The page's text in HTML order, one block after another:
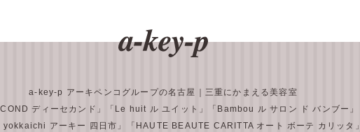
a-key-p アーキペンコグループの名古屋｜三重にかまえる美容室
ディーセカンド」
「Le huit ル ユイット」
「Bambou ル サロン ド バンブー」
yokkaichi アーキー 四日市」
「HAUTE BEAUTE CARITTA オート ボーテ カリッタ」